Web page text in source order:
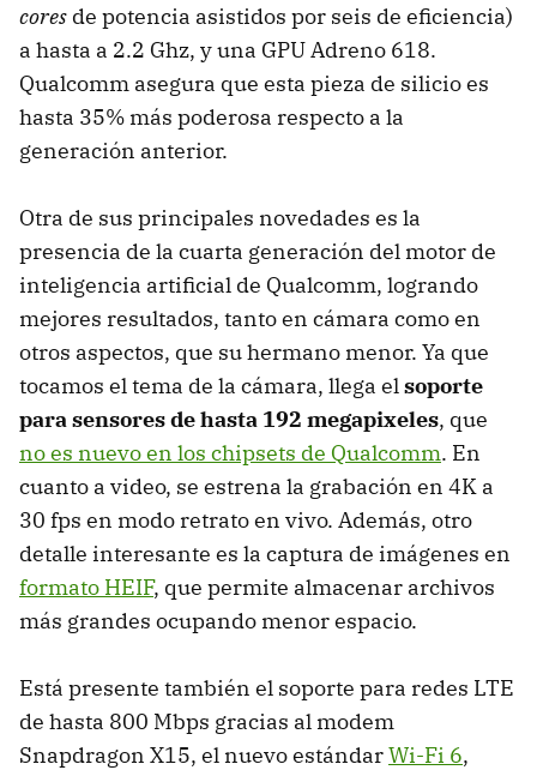
cores de potencia asistidos por seis de eficiencia)
a hasta a 2.2 Ghz, y una GPU Adreno 618.
Qualcomm asegura que esta pieza de silicio es
hasta 35% más poderosa respecto a la
generación anterior.
Otra de sus principales novedades es la
presencia de la cuarta generación del motor de
inteligencia artificial de Qualcomm, logrando
mejores resultados, tanto en cámara como en
otros aspectos, que su hermano menor. Ya que
tocamos el tema de la cámara, llega elsoporte
para sensores de hasta 192 megapixeles, que
no es nuevo en los chipsets de Qualcomm. En
cuanto a video, se estrena la grabación en 4K a
30 fps en modo retrato en vivo. Además, otro
detalle interesante es la captura de imágenes en
formato HEIF, que permite almacenar archivos
más grandes ocupando menor espacio.
Está presente también el soporte para redes LTE
de hasta 800 Mbps gracias al modem
Snapdragon X15, el nuevo estándarWi-Fi 6,